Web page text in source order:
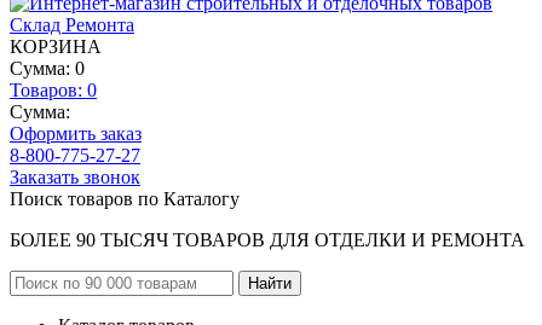
КОРЗИНА
Сумма: 0
Товаров: 0
Сумма:
Оформить заказ
8-800-775-27-27
Заказать звонок
Поиск товаров по Каталогу
БОЛЕЕ 90 ТЫСЯЧ ТОВАРОВ ДЛЯ ОТДЕЛКИ И РЕМОНТА